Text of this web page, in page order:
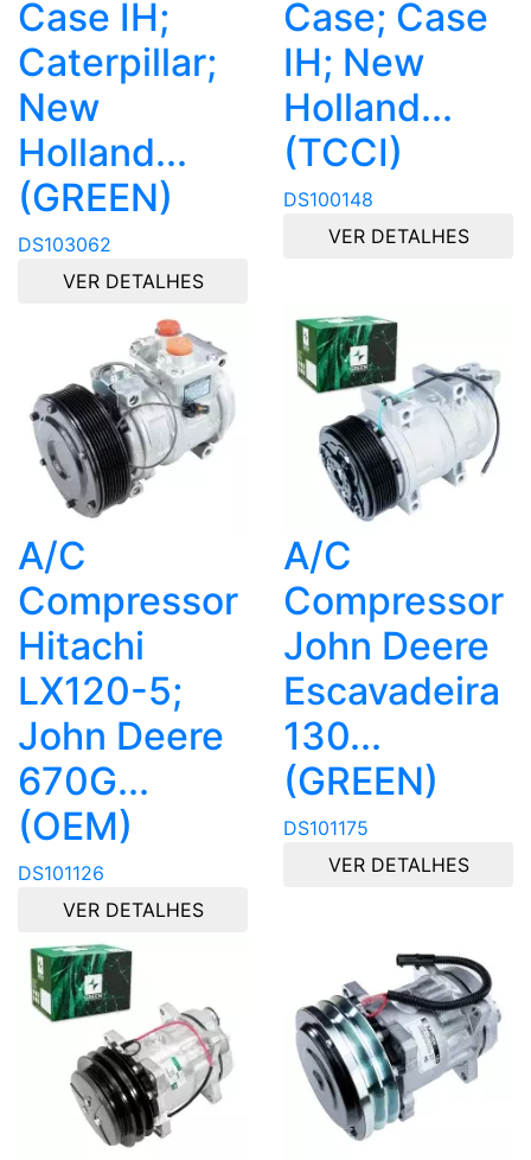
Case IH;
Caterpillar;
New
Holland...
(GREEN)
DS103062
VER DETALHES
Case; Case
IH; New
Holland...
(TCCI)
DS100148
VER DETALHES
A/C
Compressor
Hitachi
LX120-5;
John Deere
670G...
(OEM)
DS101126
VER DETALHES
A/C
Compressor
John Deere
Escavadeira
130...
(GREEN)
DS101175
VER DETALHES